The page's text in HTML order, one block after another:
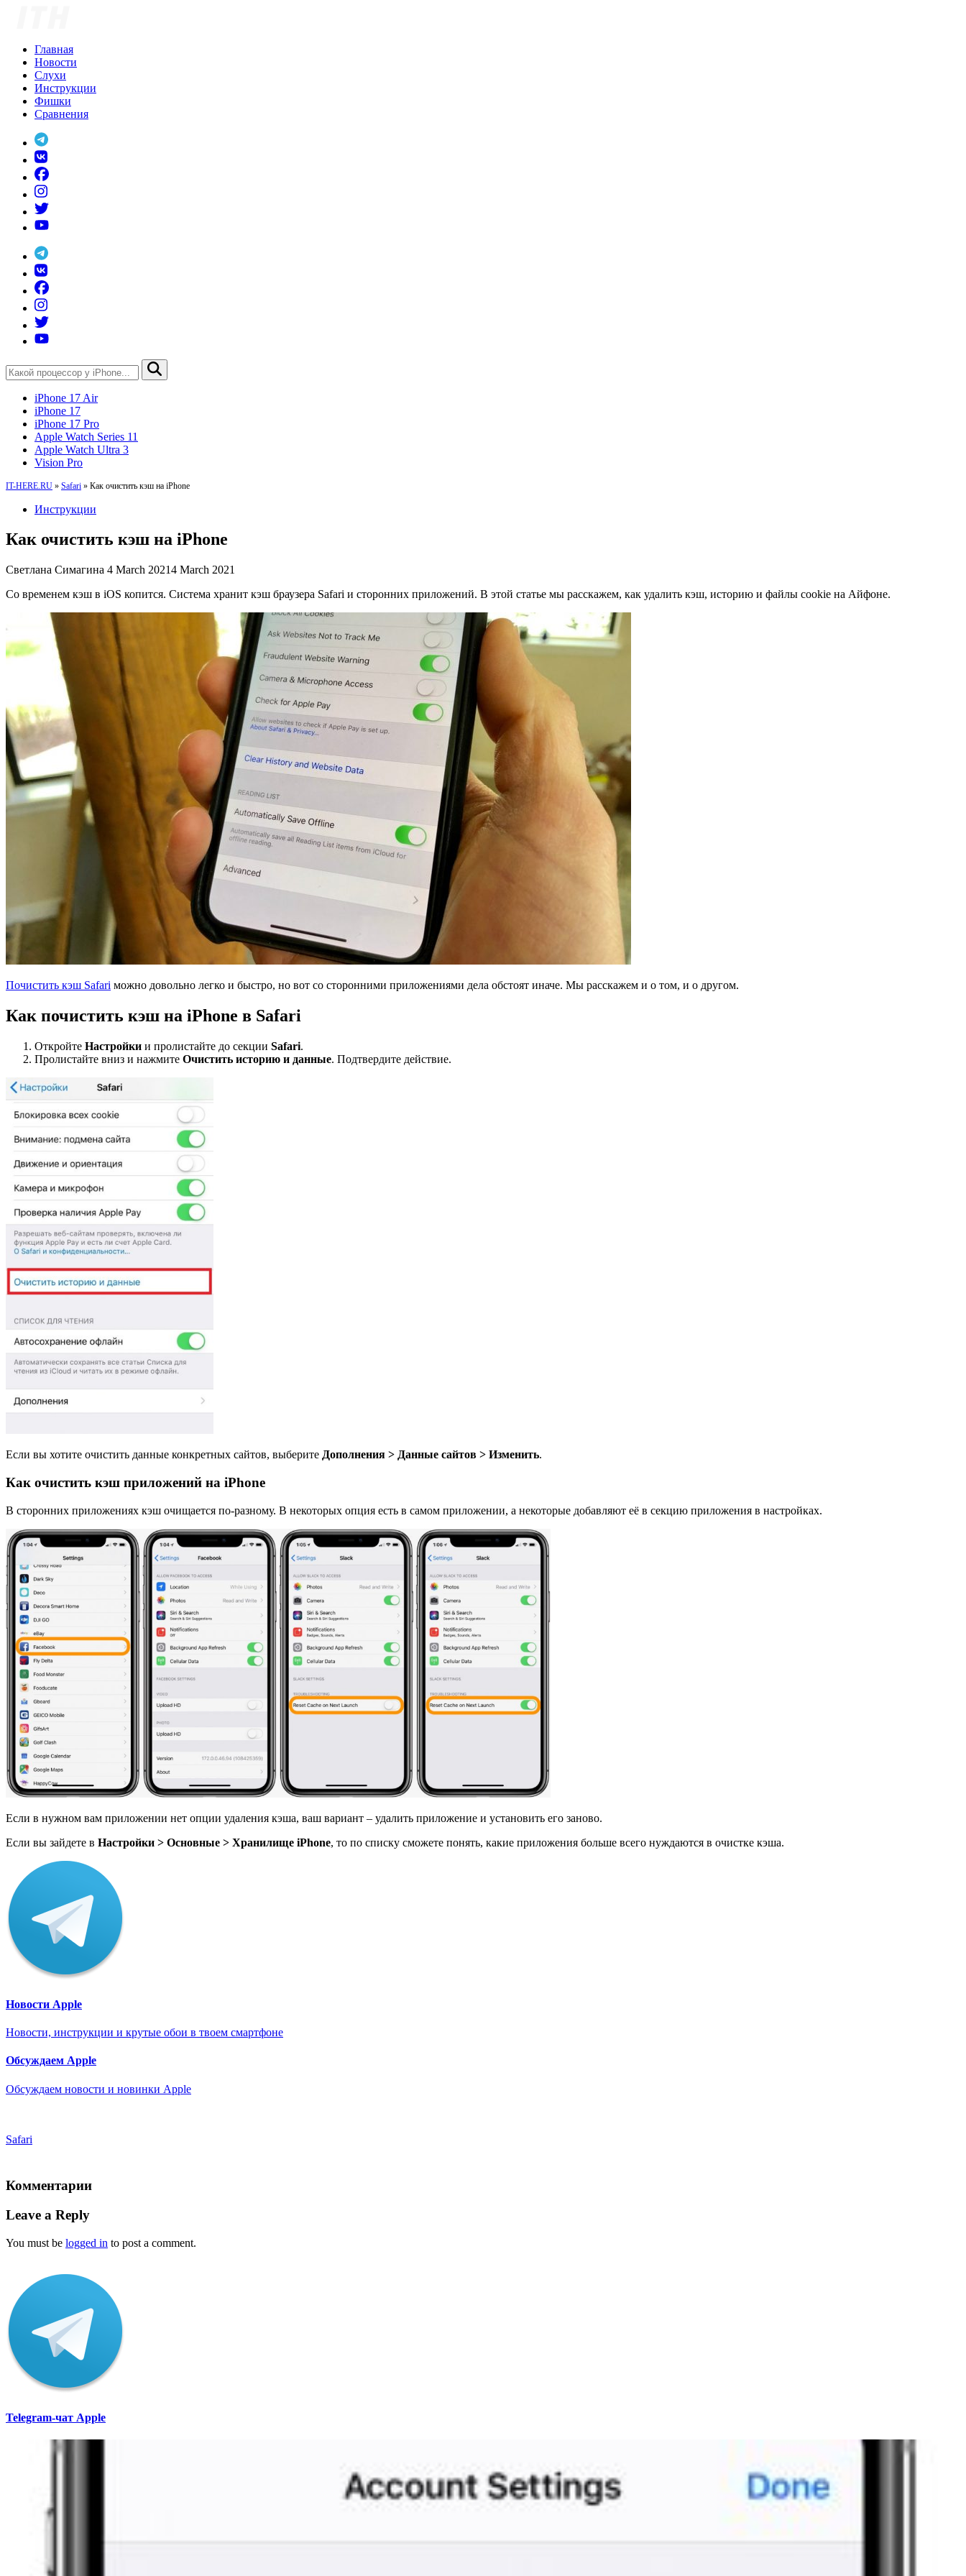
Главная
Новости
Слухи
Инструкции
Фишки
Сравнения
iPhone 17 Air
iPhone 17
iPhone 17 Pro
Apple Watch Series 11
Apple Watch Ultra 3
Vision Pro
IT-HERE.RU » Safari » Как очистить кэш на iPhone
Инструкции
Как очистить кэш на iPhone
Светлана Симагина 4 March 20214 March 2021
Со временем кэш в iOS копится. Система хранит кэш браузера Safari и сторонних приложений. В этой статье мы расскажем, как удалить кэш, историю и файлы cookie на Айфоне.
Почистить кэш Safari можно довольно легко и быстро, но вот со сторонними приложениями дела обстоят иначе. Мы расскажем и о том, и о другом.
Как почистить кэш на iPhone в Safari
Откройте Настройки и пролистайте до секции Safari.
Пролистайте вниз и нажмите Очистить историю и данные. Подтвердите действие.
Если вы хотите очистить данные конкретных сайтов, выберите Дополнения > Данные сайтов > Изменить.
Как очистить кэш приложений на iPhone
В сторонних приложениях кэш очищается по-разному. В некоторых опция есть в самом приложении, а некоторые добавляют её в секцию приложения в настройках.
Если в нужном вам приложении нет опции удаления кэша, ваш вариант – удалить приложение и установить его заново.
Если вы зайдете в Настройки > Основные > Хранилище iPhone, то по списку сможете понять, какие приложения больше всего нуждаются в очистке кэша.
Новости Apple
Новости, инструкции и крутые обои в твоем смартфоне
Обсуждаем Apple
Обсуждаем новости и новинки Apple
Safari
Комментарии
Leave a Reply
You must be logged in to post a comment.
Telegram-чат Apple